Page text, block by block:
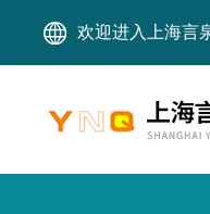
欢迎进入上海言